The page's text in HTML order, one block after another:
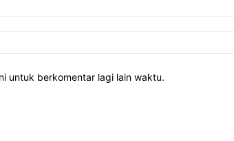
untuk berkomentar lagi lain waktu.